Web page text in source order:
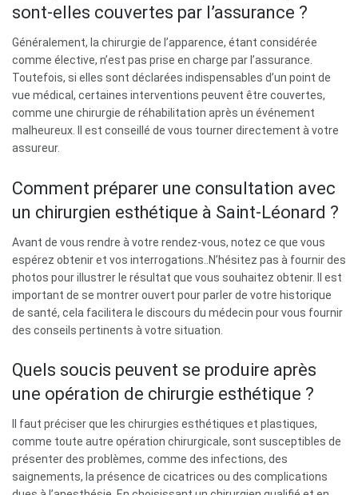
sont-elles couvertes par l’assurance ?
Généralement, la chirurgie de l’apparence, étant considérée
comme élective, n’est pas prise en charge par l’assurance.
Toutefois, si elles sont déclarées indispensables d’un point de
vue médical, certaines interventions peuvent être couvertes,
comme une chirurgie de réhabilitation après un événement
malheureux. Il est conseillé de vous tourner directement à votre
assureur.
Comment préparer une consultation avec
un chirurgien esthétique à Saint-Léonard ?
Avant de vous rendre à votre rendez-vous, notez ce que vous
espérez obtenir et vos interrogations..N’hésitez pas à fournir des
photos pour illustrer le résultat que vous souhaitez obtenir. Il est
important de se montrer ouvert pour parler de votre historique
de santé, cela facilitera le discours du médecin pour vous fournir
des conseils pertinents à votre situation.
Quels soucis peuvent se produire après
une opération de chirurgie esthétique ?
Il faut préciser que les chirurgies esthétiques et plastiques,
comme toute autre opération chirurgicale, sont susceptibles de
présenter des problèmes, comme des infections, des
saignements, la présence de cicatrices ou des complications